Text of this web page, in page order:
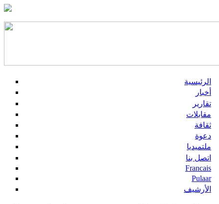
الرئيسية
أخبار
تقارير
مقابلات
ثقافة
دعوة
ملتميديا
اتصل بنا
Francais
Pulaar
الأرشيف